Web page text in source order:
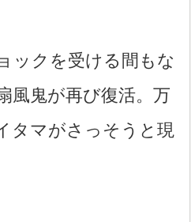
ックを受ける間もな
風鬼が再び復活。万
タマがさっそうと現